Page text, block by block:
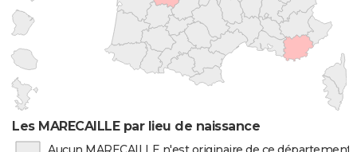
Les MARECAILLE par lieu de naissance